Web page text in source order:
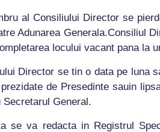
al Consiliului Director se
Adunarea Generala.Consiliul
locului vacant pana la
Director se tin o data pe luna
de Presedinte sauin
General.
se va redacta in Registrul